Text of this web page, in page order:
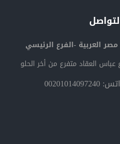
العربية -الفرع الرئيسي
العقاد متفرع من أخر الحلو